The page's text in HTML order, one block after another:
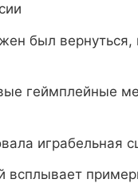
был вернуться,
геймплейные
играбельная
всплывает